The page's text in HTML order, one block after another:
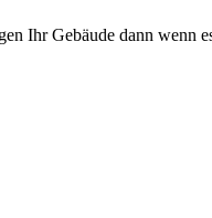
Ihr Gebäude dann wenn